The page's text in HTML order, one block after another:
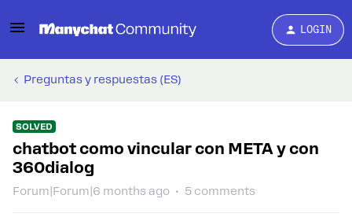
LOGIN
Preguntas y respuestas (ES)
SOLVED
chatbot como vincular con META y con
360dialog
Forum|Forum|6 months ago 5 comments